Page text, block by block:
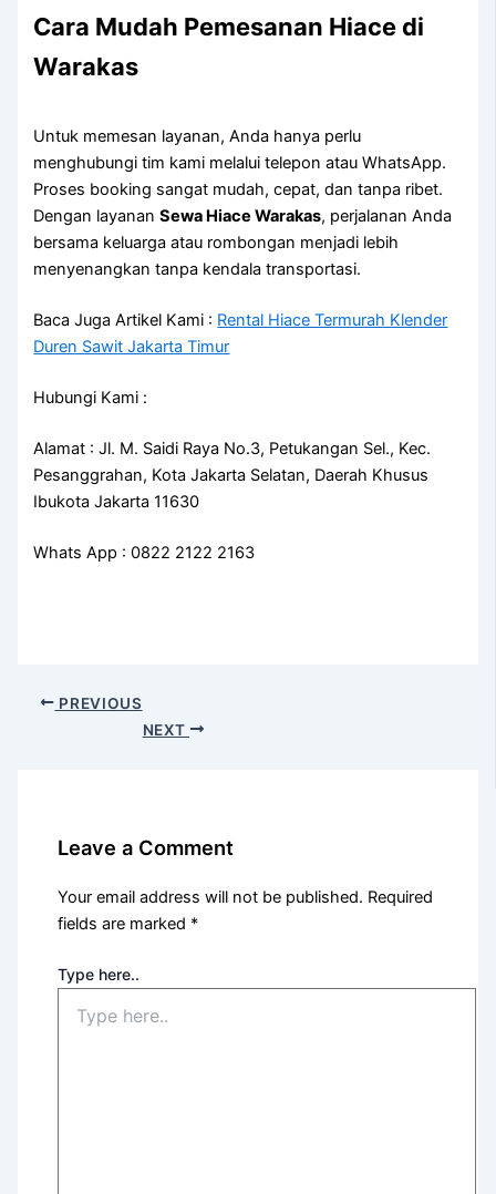
Cara Mudah Pemesanan Hiace di
Warakas
Untuk memesan layanan, Anda hanya perlu
menghubungi tim kami melalui telepon atau WhatsApp.
Proses booking sangat mudah, cepat, dan tanpa ribet.
Dengan layananSewa Hiace Warakas, perjalanan Anda
bersama keluarga atau rombongan menjadi lebih
menyenangkan tanpa kendala transportasi.
Baca Juga Artikel Kami : Rental Hiace Termurah Klender
Duren Sawit Jakarta Timur
Hubungi Kami :
Alamat : Jl. M. Saidi Raya No.3, Petukangan Sel., Kec.
Pesanggrahan, Kota Jakarta Selatan, Daerah Khusus
Ibukota Jakarta 11630
Whats App : 0822 2122 2163
PREVIOUS
NEXT
Leave a Comment
Your email address will not be published. Required
fields are marked *
Type here..